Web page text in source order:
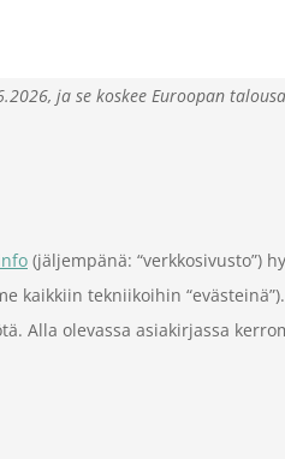
ja se koskee Euroopan
(jäljempänä: “verkkosivusto”)
kaikkiin tekniikoihin
Alla olevassa asiakirjassa